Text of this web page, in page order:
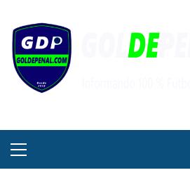
contenido
principal